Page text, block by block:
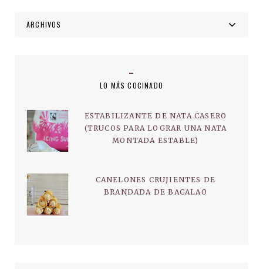
ARCHIVOS
LO MÁS COCINADO
ESTABILIZANTE DE NATA CASERO
(TRUCOS PARA LOGRAR UNA NATA
MONTADA ESTABLE)
CANELONES CRUJIENTES DE
BRANDADA DE BACALAO